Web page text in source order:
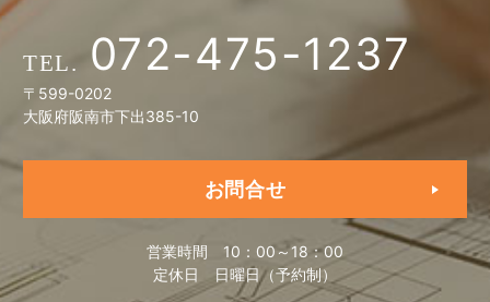
072-475-1237
〒599-0202
大阪府阪南市下出385-10
お問合せ
営業時間 10：00～18：00
定休日
日曜日（予約制）